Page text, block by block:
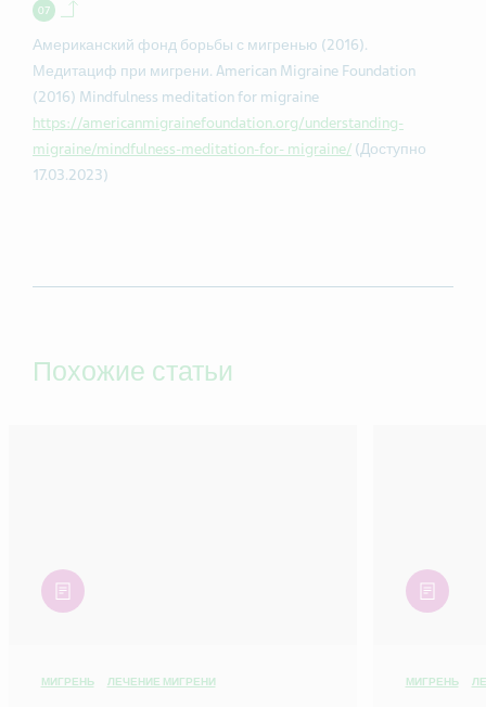
Back to contents.
Американский фонд борьбы с мигренью (2016).
Медитациф при мигрени. American Migraine Foundation
(2016) Mindfulness meditation for migraine
https://americanmigrainefoundation.org/understanding-
migraine/mindfulness-meditation-for- migraine/ (Доступно
17.03.2023)
Похожие статьи
article
МИГРЕНЬ ЛЕЧЕНИЕ МИГРЕНИ
article
МИГРЕНЬ